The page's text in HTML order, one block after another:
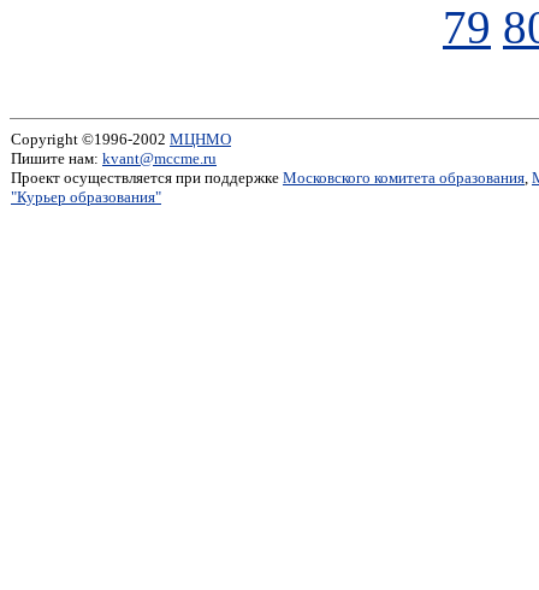
79
Copyright ©1996-2002 МЦНМО
Пишите нам: kvant@mccme.ru
Проект осуществляется при поддержке Московского комитета образования,
"Курьер образования"